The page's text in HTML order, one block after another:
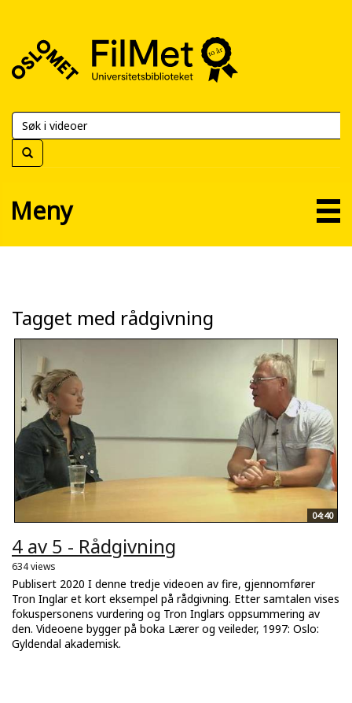
FilMet
Universitetsbiblioteket
Meny
Tagget med rådgivning
04:40
4 av 5 - Rådgivning
634 views
Publisert 2020 I denne tredje videoen av fire, gjennomfører
Tron Inglar et kort eksempel på rådgivning. Etter samtalen vises
fokuspersonens vurdering og Tron Inglars oppsummering av
den. Videoene bygger på boka Lærer og veileder, 1997: Oslo:
Gyldendal akademisk.